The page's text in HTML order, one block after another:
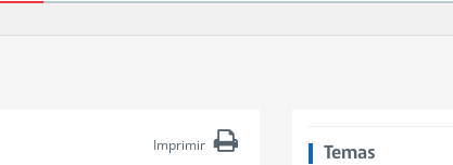
Imprimir Temas